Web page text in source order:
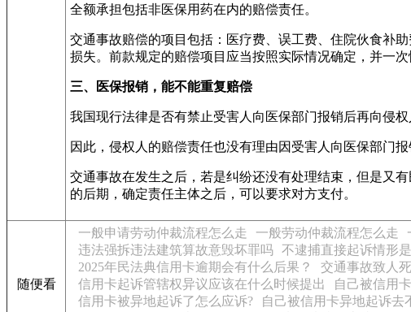
全额承担包括非医保用药在内的赔偿责任。
交通事故赔偿的项目包括：医疗费、误工费、住院伙食补
损失。前款规定的赔偿项目应当按照实际情况确定，并一次
三、医保报销，能不能重复赔偿
我国现行法律是否有禁止受害人向医保部门报销后再向侵
因此，侵权人的赔偿责任也没有理由因受害人向医保部门报
交通事故在发生之后，若是纠纷还没有处理结束，但是又
的后期，确定责任主体之后，可以要求对方支付。
随便看
一般申请劳动仲裁流程怎么走 一般劳动仲裁流程怎么走
违法强拆违法建筑算故意毁坏罪吗 不逮捕直接起诉情形
2025年民法典信用卡逾期会有什么后果？
交通事故致人
信用卡起诉管辖权异议应该在什么时候提出
自己被信用
信用卡被异地起诉了怎么应诉?
自己被信用卡异地起诉去